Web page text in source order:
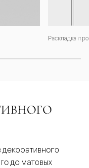
Раскладка
до матовых